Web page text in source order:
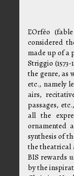
L’Orféo
considered
made up of a
Striggio
the genre, as
etc., namely
airs,
passages,
all the
ornamented
synthesis of
the theatrical
BIS rewards
by the